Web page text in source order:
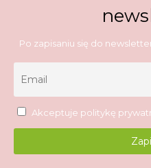
Po zapisaniu się do
Akceptuje politykę